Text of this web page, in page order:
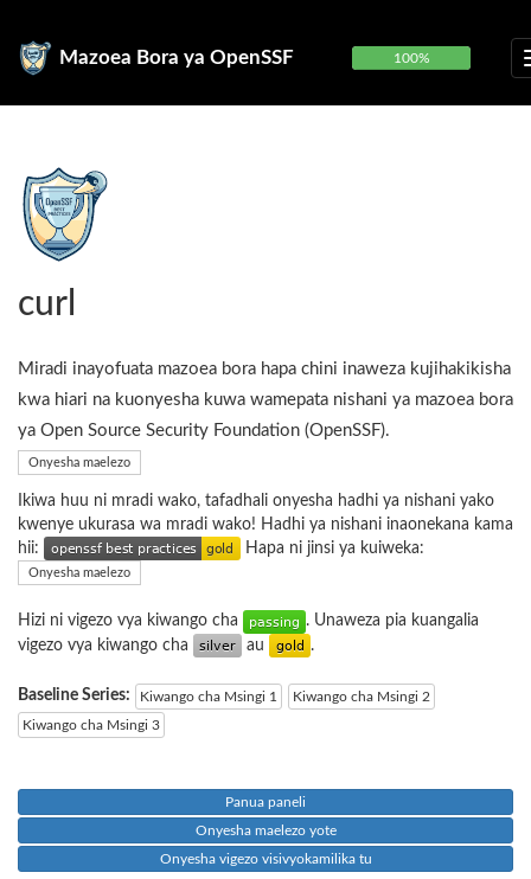
Mazoea Bora ya OpenSSF 100%
curl
Miradi inayofuata mazoea bora hapa chini inaweza kujihakikisha
kwa hiari na kuonyesha kuwa wamepata nishani ya mazoea bora
ya Open Source Security Foundation (OpenSSF).
Onyesha maelezo
Ikiwa huu ni mradi wako, tafadhali onyesha hadhi ya nishani yako
kwenye ukurasa wa mradi wako! Hadhi ya nishani inaonekana kama
hii:
Hapa ni jinsi ya kuiweka:
Onyesha maelezo
Hizi ni vigezo vya kiwango cha
. Unaweza pia kuangalia
vigezo vya kiwango cha
au .
Baseline Series: Kiwango cha Msingi 1
Kiwango cha Msingi 2
Kiwango cha Msingi 3
Panua paneli
Onyesha maelezo yote
Onyesha vigezo visivyokamilika tu